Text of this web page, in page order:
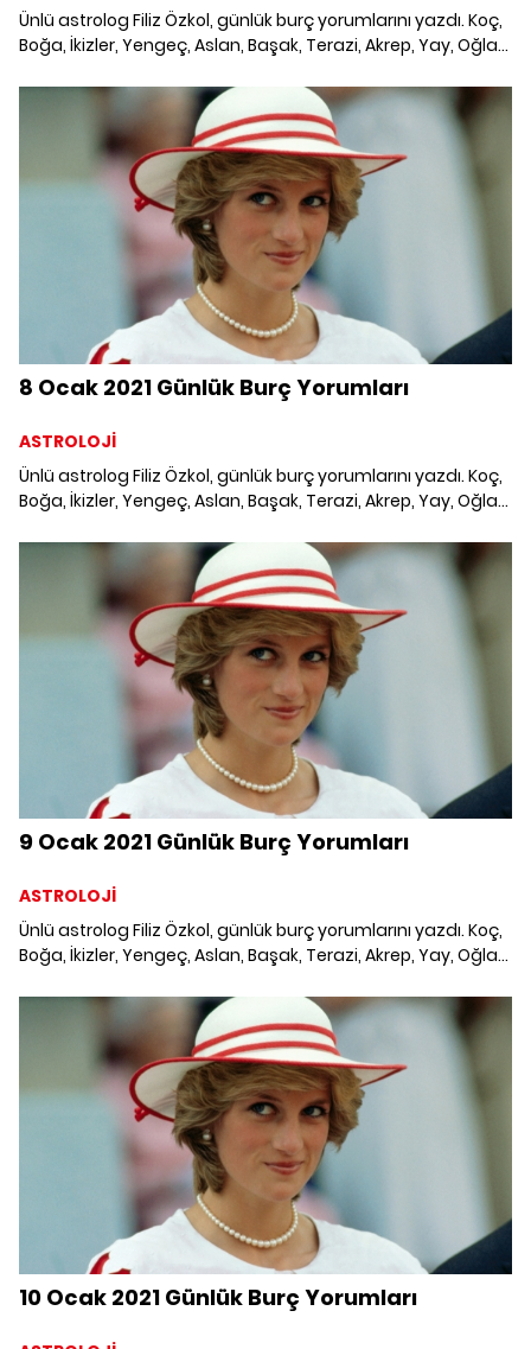
Ünlü astrolog Filiz Özkol, günlük burç yorumlarını yazdı. Koç,
Boğa, İkizler, Yengeç, Aslan, Başak, Terazi, Akrep, Yay, Oğlak,
Çarşamba Günlük Burç Yorumları; Haftalık burç, yükselen
burç, burç uyumu, burç özellikleri ve günlük astroloji
haberleri burçların dikkat etmesi gereken konular ve merak
edilenler...
8 Ocak 2021 Günlük Burç Yorumları
ASTROLOJİ
Ünlü astrolog Filiz Özkol, günlük burç yorumlarını yazdı. Koç,
Boğa, İkizler, Yengeç, Aslan, Başak, Terazi, Akrep, Yay, Oğlak,
Günlük Burç Yorumları; Haftalık burç, yükselen burç, burç
uyumu, burç özellikleri ve günlük astroloji haberleri burçların
dikkat etmesi gereken konular ve merak edilenler...
9 Ocak 2021 Günlük Burç Yorumları
ASTROLOJİ
Ünlü astrolog Filiz Özkol, günlük burç yorumlarını yazdı. Koç,
Boğa, İkizler, Yengeç, Aslan, Başak, Terazi, Akrep, Yay, Oğlak,
Günlük Burç Yorumları; Haftalık burç, yükselen burç, burç
uyumu, burç özellikleri ve günlük astroloji haberleri burçların
dikkat etmesi gereken konular ve merak edilenler...
10 Ocak 2021 Günlük Burç Yorumları